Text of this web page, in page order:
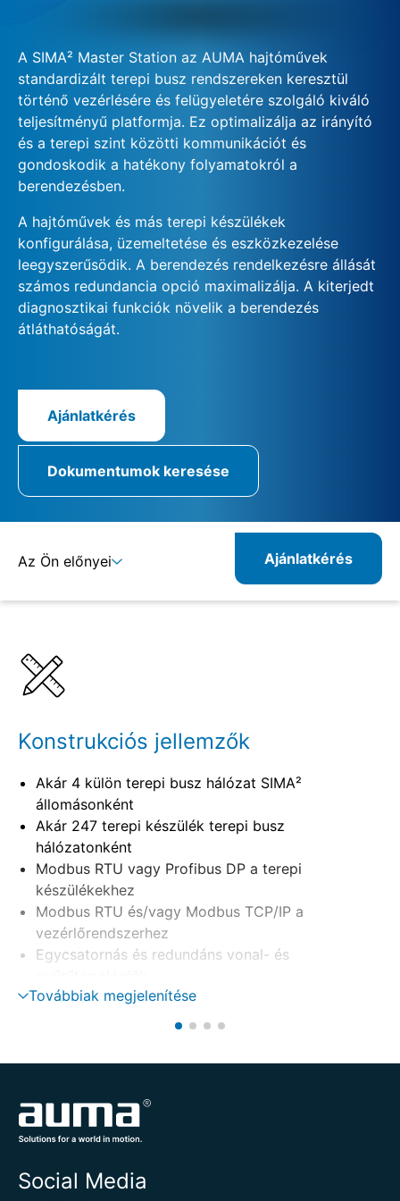
A SIMA² Master Station az AUMA hajtóművek
standardizált terepi busz rendszereken keresztül
történő vezérlésére és felügyeletére szolgáló kiváló
teljesítményű platformja. Ez optimalizálja az irányító
és a terepi szint közötti kommunikációt és
gondoskodik a hatékony folyamatokról a
berendezésben.
A hajtóművek és más terepi készülékek
konfigurálása, üzemeltetése és eszközkezelése
leegyszerűsödik. A berendezés rendelkezésre állását
számos redundancia opció maximalizálja. A kiterjedt
diagnosztikai funkciók növelik a berendezés
átláthatóságát.
Ajánlatkérés
Dokumentumok keresése
Az Ön előnyei Ajánlatkérés
Konstrukciós jellemzők
Akár 4 külön terepi busz hálózat SIMA²
állomásonként
Akár 247 terepi készülék terepi busz
hálózatonként
Modbus RTU vagy Profibus DP a terepi
készülékekhez
Modbus RTU és/vagy Modbus TCP/IP a
vezérlőrendszerhez
Egycsatornás és redundáns vonal- és
Hot-Standby rendszer redundancia
Ház 19“-os rendszerek telepítéséhez
Továbbiak megjelenítése
Social Media